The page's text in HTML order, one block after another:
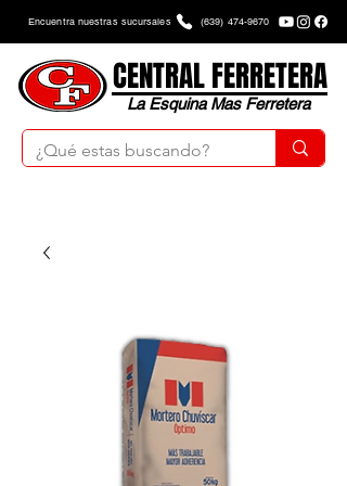
Encuentra nuestras sucursales (639) 474-9670
La Esquina Mas Ferretera
CENTRAL FERRETERA